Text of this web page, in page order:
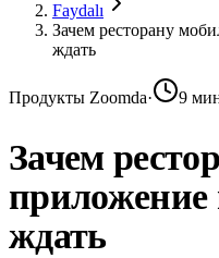
Faydalı
Зачем ресторану
ждать
Продукты Zoomda· 9
Зачем
ждать